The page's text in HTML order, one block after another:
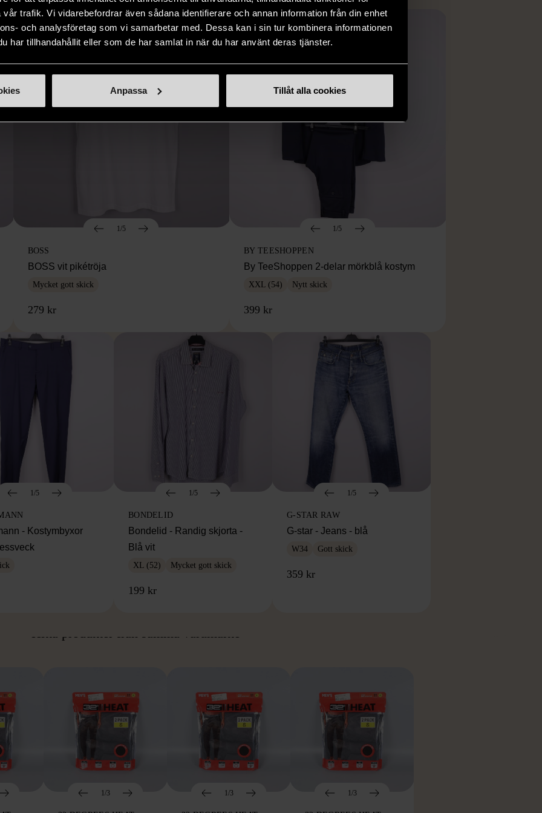
trafik. Vi vidarebefordrar även sådana identifierare och annan information från din enhet
och analysföretag som vi samarbetar med. Dessa kan i sin tur kombinera informationen
har tillhandahållit eller som de har samlat in när du har använt deras tjänster.
Anpassa Tillåt alla cookies
1/5
BOSS
BOSS vit pikétröja
Mycket gott skick
279 kr
1/5
BY TEESHOPPEN
By TeeShoppen 2-delar mörkblå kostym
XXL (54) Nytt skick
399 kr
1/5
- Kostymbyxor
1/5
BONDELID
Bondelid - Randig skjorta -
Blå vit
XL (52) Mycket gott skick
199 kr
1/5
G-STAR RAW
G-star - Jeans - blå
W34 Gott skick
359 kr
Hitta produkter från samma varumärke
1/3 1/3 1/3